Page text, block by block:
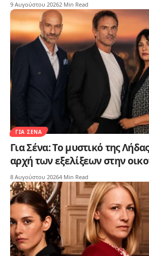
9 Αυγούστου 20262 Min Read
ΓΙΑ ΣΈΝΑ
Για Σένα: Το μυστικό της
αρχή των εξελίξεων στην
8 Αυγούστου 20264 Min Read